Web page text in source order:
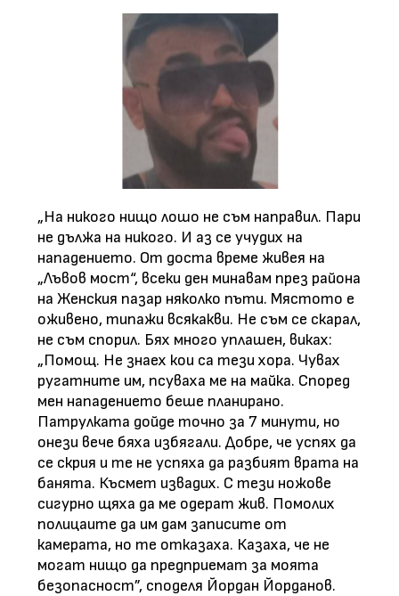
„На никого нищо лошо не съм направил. Пари
не дължа на никого. И аз се учудих на
нападението. От доста време живея на
„Лъвов мост“, всеки ден минавам през района
на Женския пазар няколко пъти. Мястото е
оживено, типажи всякакви. Не съм се скарал,
не съм спорил. Бях много уплашен, виках:
„Помощ. Не знаех кои са тези хора. Чувах
ругатните им, псуваха ме на майка. Според
мен нападението беше планирано.
Патрулката дойде точно за 7 минути, но
онези вече бяха избягали. Добре, че успях да
се скрия и те не успяха да разбият врата на
банята. Късмет извадих. С тези ножове
сигурно щяха да ме одерат жив. Помолих
полицаите да им дам записите от
камерата, но те отказаха. Казаха, че не
могат нищо да предприемат за моята
безопасност”, споделя Йордан Йорданов.